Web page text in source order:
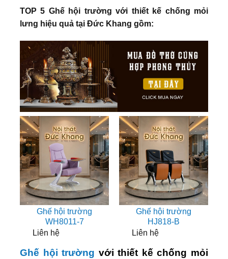
TOP 5 Ghế hội trường với thiết kế chống mỏi
lưng hiệu quả tại Đức Khang gồm:
Ghế hội trường
WH8011-7
Liên hệ
Ghế hội trường
HJ818-B
Liên hệ
Ghế hội trường với thiết kế chống mỏi